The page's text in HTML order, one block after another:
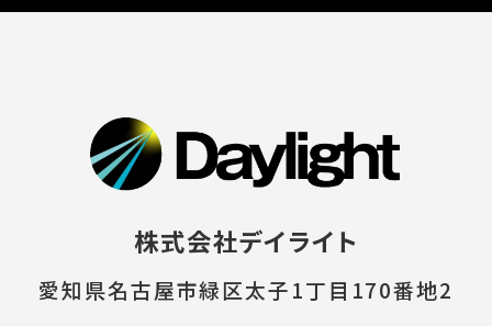
株式会社デイライト
愛知県名古屋市緑区太子1丁目170番地2